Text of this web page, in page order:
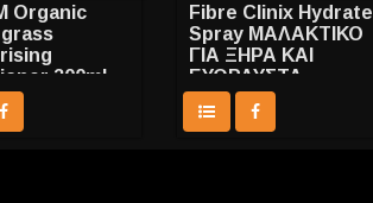
Organic
300ml
Fibre Clinix Hydrate
Spray ΜΑΛΑΚΤΙΚΟ
ΓΙΑ ΞΗΡΑ ΚΑΙ
ΕΥΘΡΑΥΣΤΑ
ΜΑΛΛΙΑ 200ml